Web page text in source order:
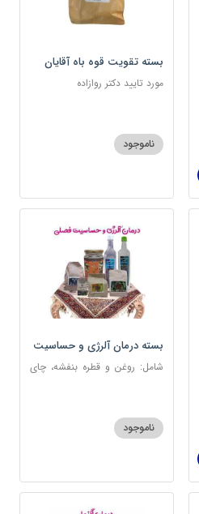
بسته تقویت قوه باه آقایان
مورد تایید دکتر روازاده
ناموجود
بسته درمان آلرژی و حساسیت
فصلی
شامل: روغن و قطره بنفشه، چای
عنبرنسارا، عسل 3 ستاره
ناموجود